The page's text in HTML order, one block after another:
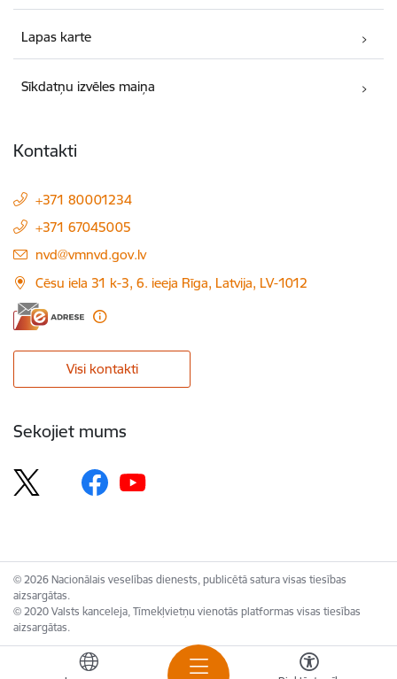
Lapas karte
Sīkdatņu izvēles maiņa
Kontakti
+371 80001234
+371 67045005
E-pasts:
nvd@vmnvd.gov.lv
Cēsu iela 31 k-3, 6. ieeja Rīga, Latvija, LV-1012
Visi kontakti
Sekojiet mums
© 2026 Nacionālais veselības dienests, publicētā satura visas tiesības
aizsargātas.
© 2020 Valsts kanceleja, Tīmekļvietņu vienotās platformas visas tiesības
aizsargātas.